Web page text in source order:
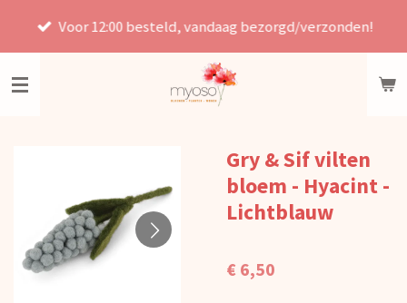
de
Voor 12:00 besteld, vandaag bezorgd/verzonden!
Gry & Sif vilten
bloem - Hyacint -
Lichtblauw
€ 6,50